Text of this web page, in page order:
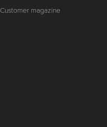
Customer magazine